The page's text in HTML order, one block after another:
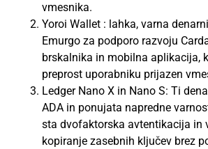
vmesnika.
Yoroi Wallet : lahka, varna
Emurgo za podporo razvoju
brskalnika in mobilna aplikacija,
preprost uporabniku prijazen
Ledger Nano X in Nano S: Ti
ADA in ponujata napredne
sta dvofaktorska avtentikacija in
kopiranje zasebnih ključev brez